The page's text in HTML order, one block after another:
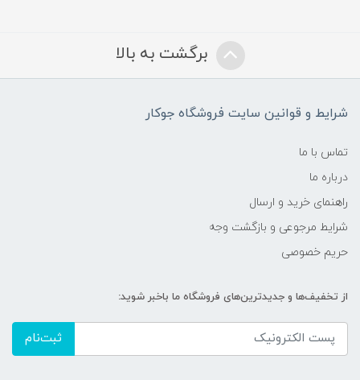
برگشت به بالا
شرایط و قوانین سایت فروشگاه جوکار
تماس با ما
درباره ما
راهنمای خرید و ارسال
شرایط مرجوعی و بازگشت وجه
حریم خصوصی
از تخفیف‌ها و جدیدترین‌های فروشگاه ما باخبر شوید:
ثبت‌نام